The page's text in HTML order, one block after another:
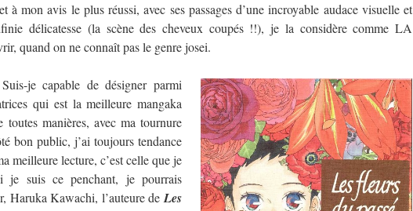
à mon avis le plus réussi, avec ses passages d’une incroyable audace visuelle et
délicatesse (la scène des cheveux coupés !!), je la considère comme LA
quand on ne connaît pas le genre josei.
je capable de désigner parmi
qui est la meilleure mangaka
manières, avec ma tournure
bon public, j’ai toujours tendance
meilleure lecture, c’est celle que je
suis ce penchant, je pourrais
Haruka Kawachi, l’auteure deLes